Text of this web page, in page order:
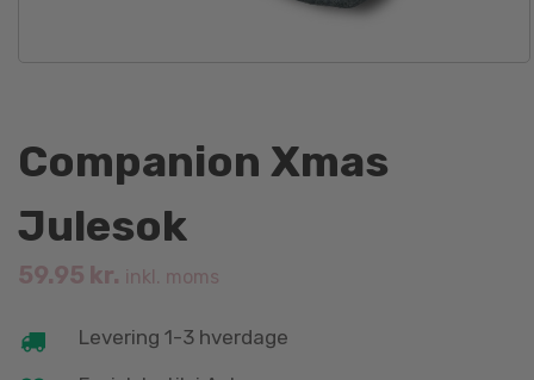
Companion Xmas
Julesok
59.95 kr. inkl. moms
Levering 1-3 hverdage